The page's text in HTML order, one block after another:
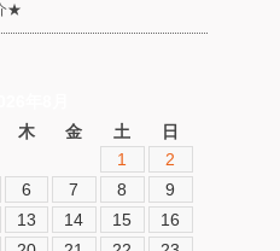
★
木 金 土
日
1
2
6 7 8
9
13 14 15
16